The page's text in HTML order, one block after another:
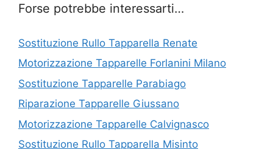
Forse potrebbe interessarti…
Sostituzione Rullo Tapparella Renate
Motorizzazione Tapparelle Forlanini Milano
Sostituzione Tapparelle Parabiago
Riparazione Tapparelle Giussano
Motorizzazione Tapparelle Calvignasco
Sostituzione Rullo Tapparella Misinto